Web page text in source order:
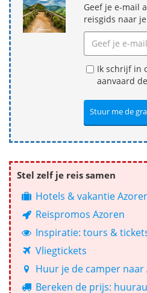
Geef je e-mail
reisgids naar
Ik schrijf in
aanvaard de
Stel zelf je reis samen
Hotels & vakantie
Reispromos Azoren
Inspiratie: tours &
Vliegtickets
Huur je de camper naar
Bereken de prijs: